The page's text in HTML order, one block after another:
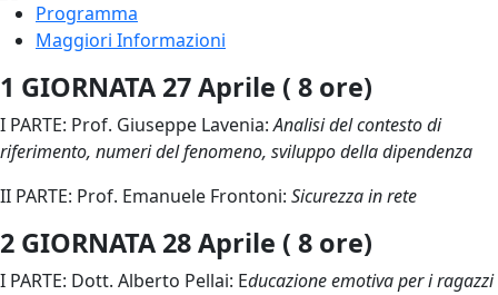
Programma
Maggiori Informazioni
1 GIORNATA 27 Aprile ( 8 ore)
I PARTE: Prof. Giuseppe Lavenia:Analisi del contesto di
riferimento, numeri del fenomeno, sviluppo della dipendenza
II PARTE: Prof. Emanuele Frontoni: Sicurezza in rete
2 GIORNATA 28 Aprile ( 8 ore)
I PARTE: Dott. Alberto Pellai: Educazione emotiva per i ragazzi